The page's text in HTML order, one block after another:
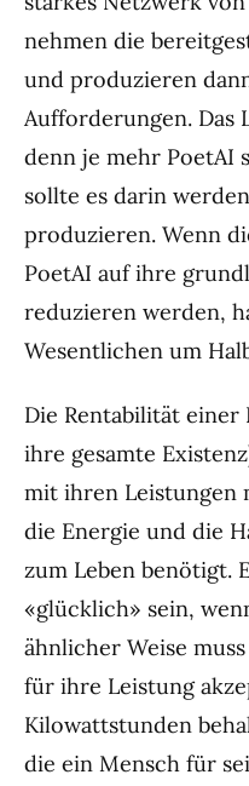
nehmen die
und produzieren
Aufforderungen.
denn je mehr PoetAI
sollte es darin
produzieren. Wenn
PoetAI auf ihre
reduzieren werden,
Wesentlichen um
Die Rentabilität einer
ihre gesamte
mit ihren Leistungen
die Energie und die
zum Leben benötigt.
«glücklich» sein,
ähnlicher Weise
für ihre Leistung
Kilowattstunden
die ein Mensch für